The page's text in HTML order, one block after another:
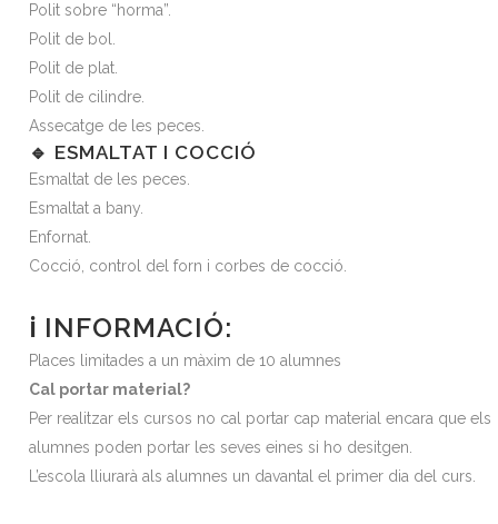
Polit sobre “horma”.
Polit de bol.
Polit de plat.
Polit de cilindre.
Assecatge de les peces.
🔹 ESMALTAT I COCCIÓ
Esmaltat de les peces.
Esmaltat a bany.
Enfornat.
Cocció, control del forn i corbes de cocció.
ℹ️ INFORMACIÓ:
Places limitades a un màxim de 10 alumnes
Cal portar material?
Per realitzar els cursos no cal portar cap material encara que els
alumnes poden portar les seves eines si ho desitgen.
L’escola lliurarà als alumnes un davantal el primer dia del curs.